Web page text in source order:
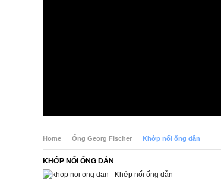
Home Ống Georg Fischer Khớp nối ống dẫn
KHỚP NỐI ỐNG DẪN
Khớp nối ống dẫn